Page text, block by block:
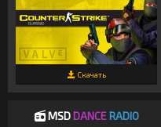
Скачать
MSDDANCE RADIO